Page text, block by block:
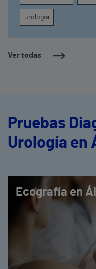
Ver todas
urologia
Pruebas
Urología en
Ecografía en